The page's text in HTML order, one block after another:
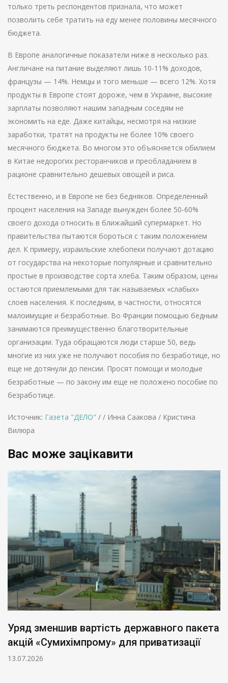
только треть респондентов признала, что может
позволить себе тратить на еду менее половины месячного
бюджета.
В Европе аналогичные показатели ниже в несколько раз.
Англичане на питание выделяют лишь 10-11% доходов,
французы — 14%. Немцы и того меньше — всего 12%. Хотя
продукты в Европе стоят дороже, чем в Украине, высокие
зарплаты позволяют нашим западным соседям не
экономить на еде. Даже китайцы, несмотря на низкие
заработки, тратят на продукты не более 10% своего
месячного бюджета. Во многом это объясняется обилием
в Китае недорогих ресторанчиков и преобладанием в
рационе сравнительно дешевых овощей и риса.
Естественно, и в Европе не без бедняков. Определенный
процент населения на Западе вынужден более 50-60%
своего дохода относить в ближайший супермаркет. Но
правительства пытаются бороться с таким положением
дел. К примеру, израильские хлебопеки получают дотацию
от государства на некоторые популярные и сравнительно
простые в производстве сорта хлеба. Таким образом, цены
остаются приемлемыми для так называемых «слабых»
слоев населения. К последним, в частности, относятся
малоимущие и безработные. Во Франции помощью бедным
занимаются преимущественно благотворительные
организации. Туда обращаются люди старше 50, ведь
многие из них уже не получают пособия по безработице, но
еще не дотянули до пенсии. Просят помощи и молодые
безработные — по закону им еще не положено пособие по
безработице.
Источник: Газета "ДЕЛО" / / Инна Саакова / Кристина
Вилюра
Вас може зацікавити
Уряд зменшив вартість державного пакета
акцій «Сумихімпрому» для приватизації
13.07.2026